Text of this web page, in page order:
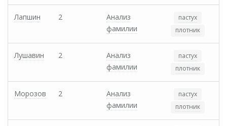
Лапшин 2
Анализ
фамилии
пастух
плотник
Лушавин 2
Анализ
фамилии
пастух
плотник
Морозов 2
Анализ
фамилии
пастух
плотник